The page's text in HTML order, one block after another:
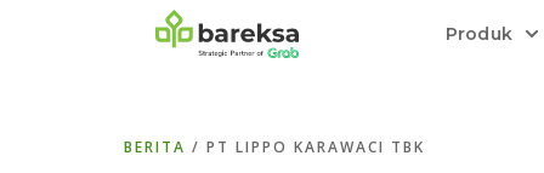
Produk
Transaksi cepat,all in one
Menyediakan layanan manajemen
Informasi terkini dan tepercaya terkait
Kenali rekam jejak dan
BERITA / PT LIPPO KARAWACI TBK